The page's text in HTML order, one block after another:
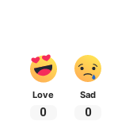
Love
0
Sad
0